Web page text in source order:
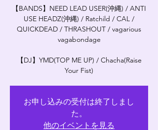
【BANDS】NEED LEAD USER(沖縄) / ANTI
USE HEADZ(沖縄) / Ratchild / CAL /
QUICKDEAD / THRASHOUT / vagarious
vagabondage
【DJ】YMD(TOP ME UP) / Chacha(Raise
Your Fist)
お申し込みの受付は終了しまし
た。
他のイベントを見る